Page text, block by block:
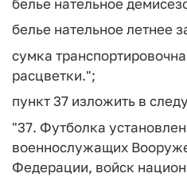
белье нательное летнее
сумка
расцветки.";
пункт 37 изложить в
"37. Футболка
военнослужащих
Федерации, войск